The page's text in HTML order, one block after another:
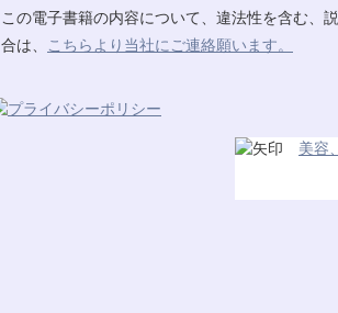
この電子書籍の内容について、違法性を含む、
合は、
こちらより当社にご連絡願います。
美容